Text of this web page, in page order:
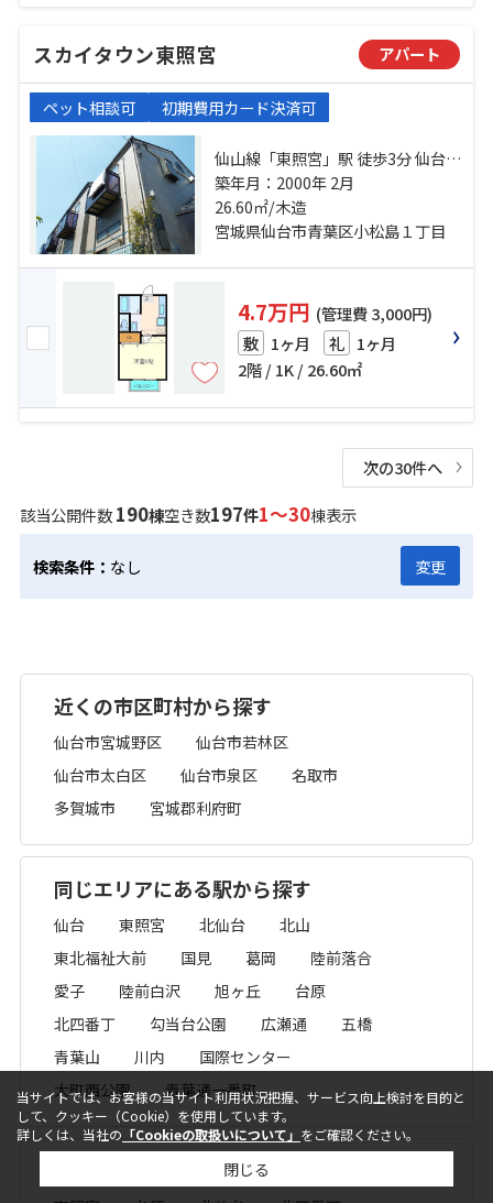
スカイタウン東照宮 アパート
ペット相談可 初期費用カード決済可
仙山線「東照宮」駅 徒歩3分 仙台市
営南北線「北四番丁」駅 徒歩26分
福沢市民センター前バス停下車 徒
歩4分
築年月：2000年 2月
26.60㎡/木造
宮城県仙台市青葉区小松島１丁目
4.7万円 (管理費 3,000円)
敷 1ヶ月 礼 1ヶ月
2階 / 1K / 26.60㎡
次の30件へ
該当公開件数190棟空き数197件1～30棟表示
検索条件： なし 変更
近くの市区町村から探す
仙台市宮城野区
仙台市若林区
仙台市太白区
仙台市泉区
名取市
多賀城市
宮城郡利府町
同じエリアにある駅から探す
仙台 東照宮 北仙台
北山
東北福祉大前
国見 葛岡
陸前落合
愛子
陸前白沢 旭ヶ丘
台原
北四番丁
勾当台公園 広瀬通
五橋
青葉山
川内
国際センター
大町西公園
青葉通一番町
当サイトでは、お客様の当サイト利用状況把握、サービス向上検討を目的と
して、クッキー（Cookie）を使用しています。
詳しくは、当社の 「Cookieの取扱いについて」 をご確認ください。
閉じる